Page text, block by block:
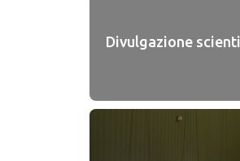
Divulgazione